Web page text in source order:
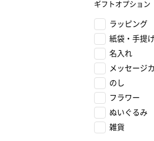
ギフトオプション
ラッピング
紙袋・手提
名入れ
メッセージ
のし
フラワー
ぬいぐるみ
雑貨